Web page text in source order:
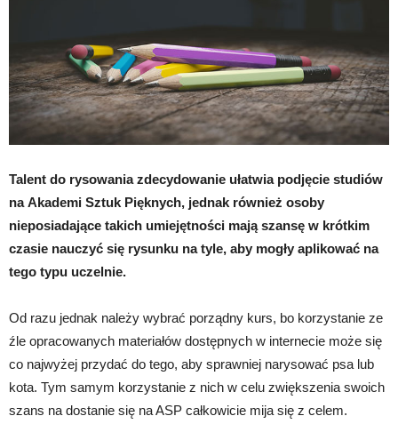
Talent do rysowania zdecydowanie ułatwia podjęcie studiów
na Akademi Sztuk Pięknych, jednak również osoby
nieposiadające takich umiejętności mają szansę w krótkim
czasie nauczyć się rysunku na tyle, aby mogły aplikować na
tego typu uczelnie.
Od razu jednak należy wybrać porządny kurs, bo korzystanie ze
źle opracowanych materiałów dostępnych w internecie może się
co najwyżej przydać do tego, aby sprawniej narysować psa lub
kota. Tym samym korzystanie z nich w celu zwiększenia swoich
szans na dostanie się na ASP całkowicie mija się z celem.